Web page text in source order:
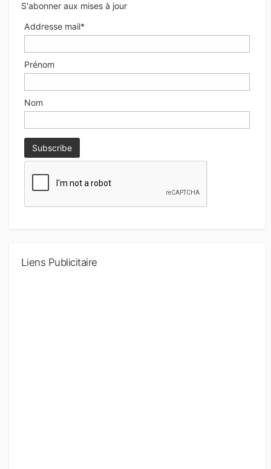
S'abonner aux mises à jour
Addresse mail*
Prénom
Nom
Liens Publicitaire